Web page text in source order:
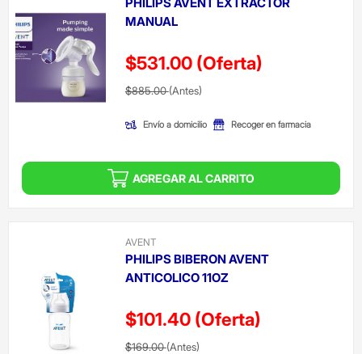
MANUAL
$531.00 (Oferta)
Precio reducido de
$885.00(Antes)(Oferta)
Envío a domicilio Recoger en farmacia
AGREGAR AL CARRITO
AVENT
PHILIPS BIBERON AVENT
ANTICOLICO 11OZ
$101.40 (Oferta)
Precio reducido de
$169.00(Antes)(Oferta)